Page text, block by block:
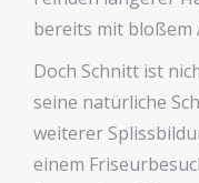
bereits mit bloßem
Doch Schnitt ist
seine natürliche
weiterer
einem